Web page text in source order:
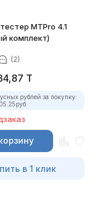
MTPro 4.1
комплект)
(2)
T
рублей за покупку:
руб.
в 1 клик